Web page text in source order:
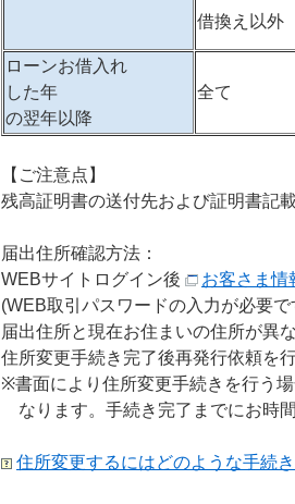
借換え以外
ローンお借入れ
した年
の翌年以降
全て
【ご注意点】
残高証明書の送付先および証明書記
届出住所確認方法：
WEBサイトログイン後
お客さま情
(WEB取引パスワードの入力が必要で
届出住所と現在お住まいの住所が異
住所変更手続き完了後再発行依頼を
※書面により住所変更手続きを行う
なります。手続き完了までにお時
住所変更するにはどのような手続